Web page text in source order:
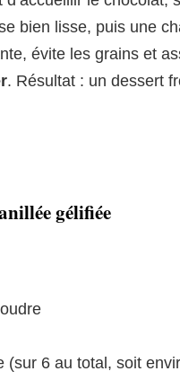
bien lisse, puis une
évite les grains et
. Résultat : un dessert
gélifiée
(sur 6 au total, soit